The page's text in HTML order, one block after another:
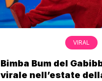
VIRAL
Bimba Bum del
virale nell’estate